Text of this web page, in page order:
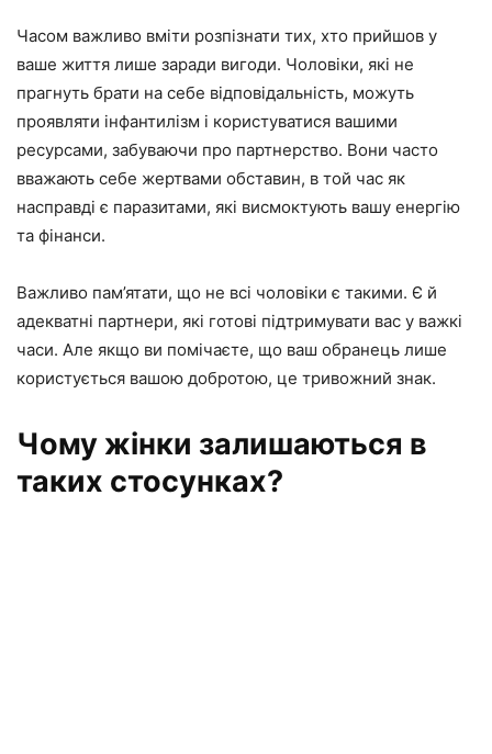
Часом важливо вміти розпізнати тих, хто прийшов у
ваше життя лише заради вигоди. Чоловіки, які не
прагнуть брати на себе відповідальність, можуть
проявляти інфантилізм і користуватися вашими
ресурсами, забуваючи про партнерство. Вони часто
вважають себе жертвами обставин, в той час як
насправді є паразитами, які висмоктують вашу енергію
та фінанси.
Важливо пам’ятати, що не всі чоловіки є такими. Є й
адекватні партнери, які готові підтримувати вас у важкі
часи. Але якщо ви помічаєте, що ваш обранець лише
користується вашою добротою, це тривожний знак.
Чому жінки залишаються в
таких стосунках?